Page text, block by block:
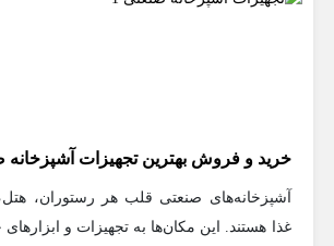
خرید و فروش بهترین تجهیزات آشپزخانه
آشپزخانه‌های صنعتی قلب هر رستوران،
غذا هستند. این مکان‌ها به تجهیزات و ابزارهای